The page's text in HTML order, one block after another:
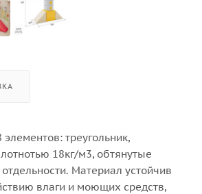
треугольник,
18кг/м3, обтянутые
Материал устойчив
влаги и моющих средств,